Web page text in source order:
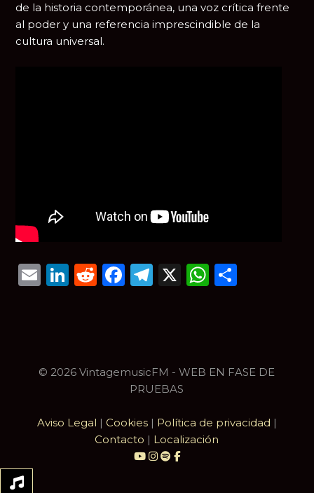
de la historia contemporánea, una voz crítica frente
al poder y una referencia imprescindible de la
cultura universal.
Email
LinkedIn
Reddit
Facebook
Telegram
X
© 2026 VintagemusicFM - WEB EN FASE DE
PRUEBAS
Aviso Legal | Cookies| Política de privacidad |
Contacto | Localización